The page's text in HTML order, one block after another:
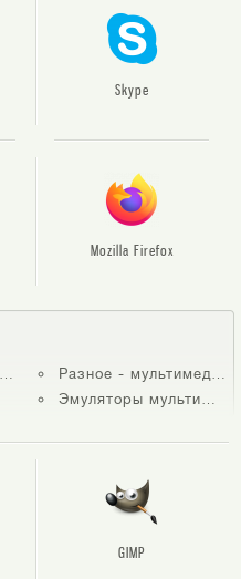
Skype
Mozilla Firefox
Разное - мультимедиа
Эмуляторы мультимедиа
GIMP